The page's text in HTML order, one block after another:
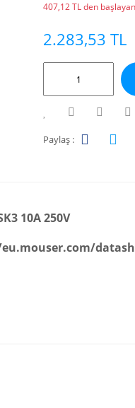
407,12 TL den
2.283,53 TL
Paylaş :
10A 250V